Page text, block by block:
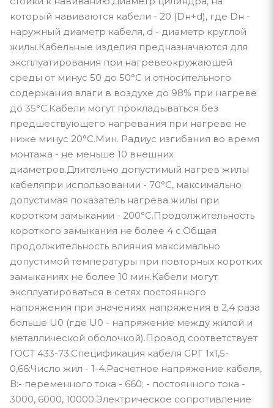
который навиваются кабели - 20 (Dн+d), где Dн -
наружный диаметр кабеля, d - диаметр круглой
жилы.Кабельные изделия предназначаются для
эксплуатирования при нагревеокружающей
среды от минус 50 до 50°С и относительного
содержания влаги в воздухе до 98% при нагреве
до 35°С.Кабели могут прокладываться без
предшествующего нагревания при нагреве не
ниже минус 20°С.Мин. Радиус изгибания во время
монтажа - не меньше 10 внешних
диаметров.Длительно допустимый нагрев жилы
кабеляпри использовании - 70°С, максимально
допустимая показатель нагрева жилы при
коротком замыкании - 200°С.Продолжительность
короткого замыкания не более 4 с.Общая
продолжительность влияния максимально
допустимой температуры при повторных коротких
замыканиях не более 10 мин.Кабели могут
эксплуатироваться в сетях постоянного
напряжения при значениях напряжения в 2,4 раза
больше U0 (где U0 - напряжение между жилой и
металлической оболочкой).Провод соответствует
ГОСТ 433-73.Спецификация кабеля СРГ 1х1,5-
0,66:Число жил - 1-4.Расчетное напряжение кабеля,
В:- переменного тока - 660; - постоянного тока -
3000, 6000, 10000.Электрическое сопротивление